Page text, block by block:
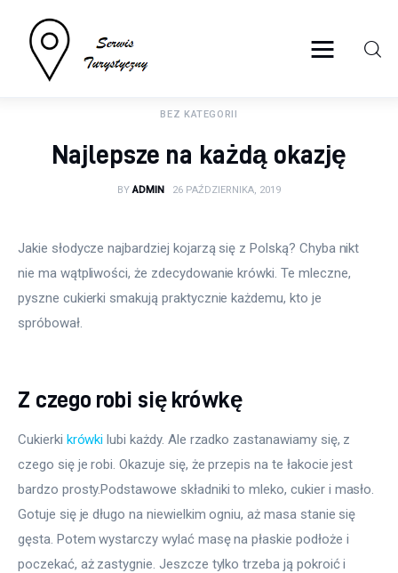
serwisturystyczny.net
Sport
Więcej
BEZ KATEGORII
Najlepsze na każdą okazję
BY ADMIN 26 PAŹDZIERNIKA, 2019
Jakie słodycze najbardziej kojarzą się z Polską? Chyba nikt
nie ma wątpliwości, że zdecydowanie krówki. Te mleczne,
pyszne cukierki smakują praktycznie każdemu, kto je
spróbował.
Z czego robi się krówkę
Cukierki krówki lubi każdy. Ale rzadko zastanawiamy się, z
czego się je robi. Okazuje się, że przepis na te łakocie jest
bardzo prosty.Podstawowe składniki to mleko, cukier i masło.
Gotuje się je długo na niewielkim ogniu, aż masa stanie się
gęsta. Potem wystarczy wylać masę na płaskie podłoże i
poczekać, aż zastygnie. Jeszcze tylko trzeba ją pokroić i